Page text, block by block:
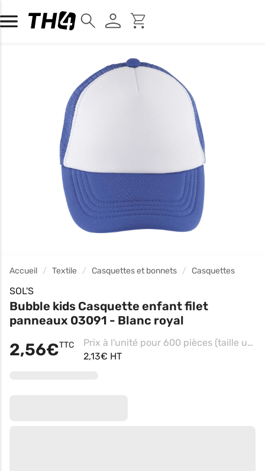
Accueil Textile Casquettes et bonnets Casquettes
SOL'S
Bubble kids Casquette enfant filet
panneaux 03091 - Blanc royal
2,56€TTC
Prix à l'unité pour 600 pièces (taille unique - Blanc)
2,13€ HT